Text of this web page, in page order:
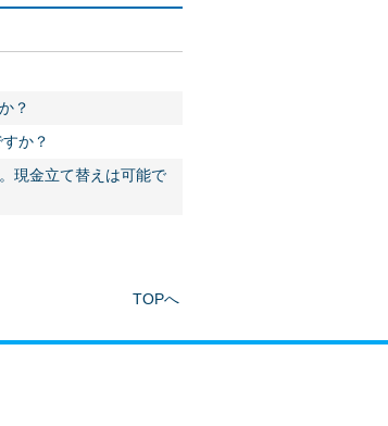
？
か？
現金立て替えは可能で
TOPへ